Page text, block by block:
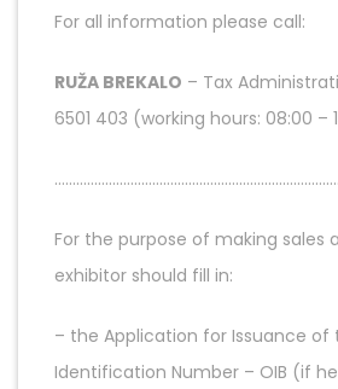
For all information please call:
RUŽA BREKALO – Tax
6501 403 (working hours: 08:00 –
For the purpose of making sales
exhibitor should fill in:
– the Application for Issuance of
Identification Number – OIB (if